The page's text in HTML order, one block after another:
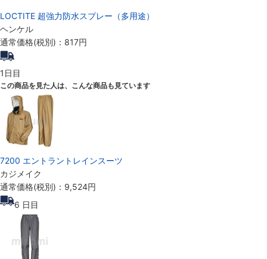
LOCTITE 超強力防水スプレー（多用途）
ヘンケル
通常価格(税別)： 817円
1日目
この商品を見た人は、こんな商品も見ています
7200 エントラントレインスーツ
カジメイク
通常価格(税別)： 9,524円
6 日目